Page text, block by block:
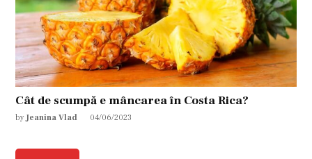
Cât de scumpă e mâncarea în Costa Rica?
by Jeanina Vlad 04/06/2023